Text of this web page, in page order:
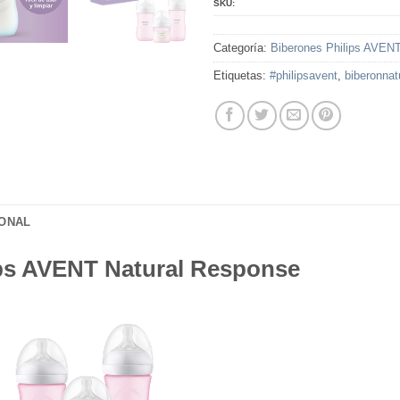
SKU:
Categoría: Biberones Philips
Etiquetas: #philipsavent,
AVENT Natural Response